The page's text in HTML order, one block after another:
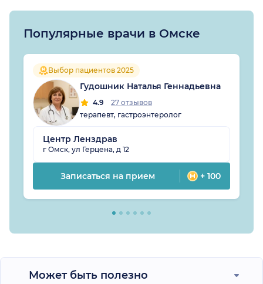
Популярные врачи в Омске
Выбор пациентов 2025
Гудошник Наталья Геннадьевна
4.9
27 отзывов
терапевт, гастроэнтеролог
Центр Ленздрав
г Омск, ул Герцена, д 12
Записаться на прием + 100
Может быть полезно